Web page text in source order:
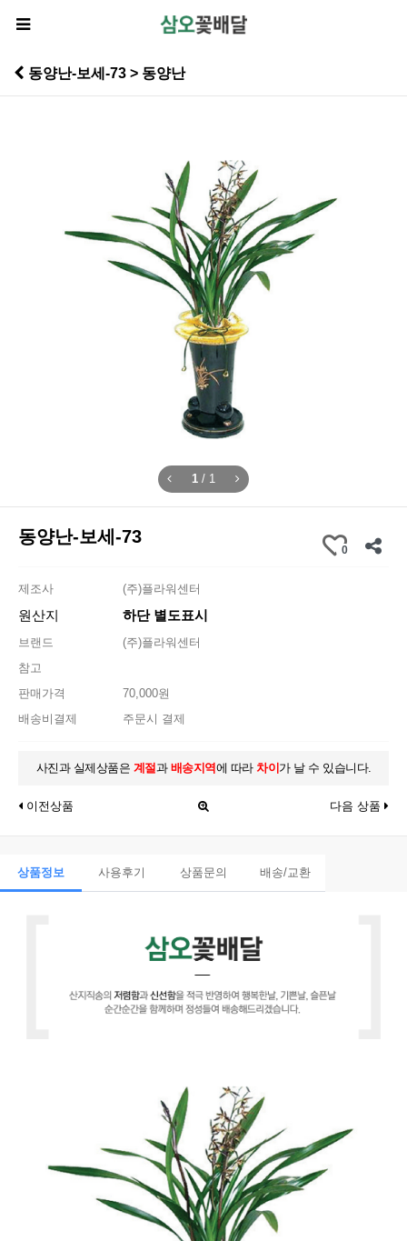
동양난-보세-73 > 동양난
1 / 1
동양난-보세-73
0
제조사 (주)플라워센터
원산지 하단 별도표시
브랜드
(주)플라워센터
참고
판매가격
70,000원
배송비결제
주문시 결제
사진과 실제상품은 계절과 배송지역에 따라 차이 가 날 수 있습니다.
이전상품 다음 상품
상품정보 사용후기 상품문의 배송/교환